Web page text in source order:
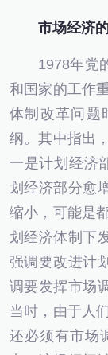
市场经济
1978年党
和国家的工作
体制改革问题
纲。其中指出
一是计划经济
划经济部分愈
缩小，可能是
划经济体制下
强调要改进计
调要发挥市场
当时，由于人
还必须有市场